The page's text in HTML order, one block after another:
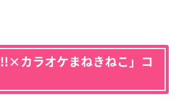
!!×カラオケまねきねこ」コ